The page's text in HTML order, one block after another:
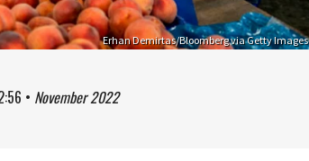
Erhan Demirtas/Bloomberg via Getty Images
• November 2022